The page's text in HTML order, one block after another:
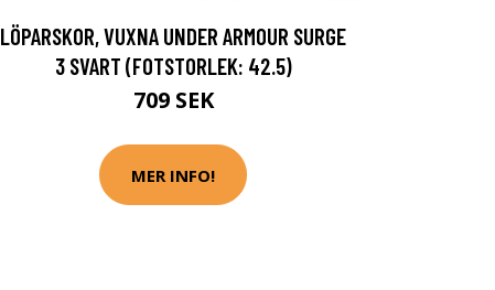
LÖPARSKOR, VUXNA UNDER ARMOUR SURGE
3 SVART (FOTSTORLEK: 42.5)
709 SEK
MER INFO!